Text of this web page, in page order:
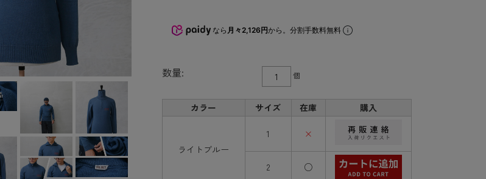
なら 月々2,126円から。分割手数料無料
数量: 個
カラー サイズ 在庫 購入
ライトブルー
1 ×
2 ○